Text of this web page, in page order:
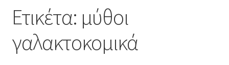
Ετικέτα: μύθοι
γαλακτοκομικά